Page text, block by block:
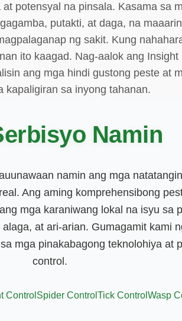
potensyal na pinsala. Kasama sa
putakti, at daga, na
ng sakit. Kung
ito kaagad. Nag-aalok ang
ang mga hindi gustong peste at
kapaligiran sa inyong tahanan.
Namin
namin ang mga
Ang aming komprehensibong
mga karaniwang lokal na isyu sa
at ari-arian. Gumagamit kami
mga pinakabagong teknolohiya at
control.
Control Spider Control Tick Control Wasp